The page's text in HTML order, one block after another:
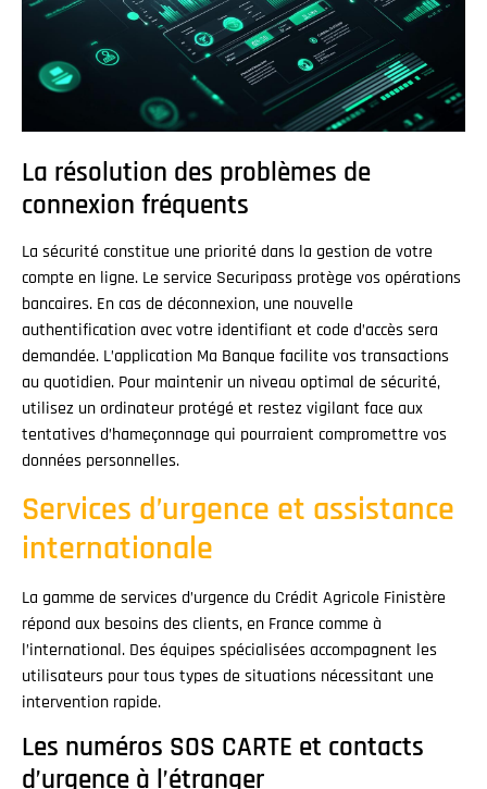
La résolution des problèmes de
connexion fréquents
La sécurité constitue une priorité dans la gestion de votre
compte en ligne. Le service Securipass protège vos opérations
bancaires. En cas de déconnexion, une nouvelle
authentification avec votre identifiant et code d’accès sera
demandée. L’application Ma Banque facilite vos transactions
au quotidien. Pour maintenir un niveau optimal de sécurité,
utilisez un ordinateur protégé et restez vigilant face aux
tentatives d’hameçonnage qui pourraient compromettre vos
données personnelles.
Services d’urgence et assistance
internationale
La gamme de services d’urgence du Crédit Agricole Finistère
répond aux besoins des clients, en France comme à
l’international. Des équipes spécialisées accompagnent les
utilisateurs pour tous types de situations nécessitant une
intervention rapide.
Les numéros SOS CARTE et contacts
d’urgence à l’étranger